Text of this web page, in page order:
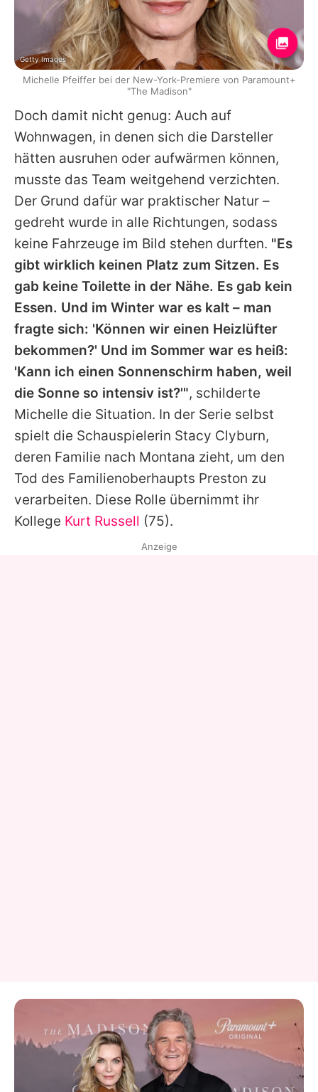
Doch damit nicht genug: Auch auf
Wohnwagen, in denen sich die Darsteller
hätten ausruhen oder aufwärmen können,
musste das Team weitgehend verzichten.
Der Grund dafür war praktischer Natur –
gedreht wurde in alle Richtungen, sodass
keine Fahrzeuge im Bild stehen durften. "Es
gibt wirklich keinen Platz zum Sitzen. Es
gab keine Toilette in der Nähe. Es gab kein
Essen. Und im Winter war es kalt – man
fragte sich: 'Können wir einen Heizlüfter
bekommen?' Und im Sommer war es heiß:
'Kann ich einen Sonnenschirm haben, weil
die Sonne so intensiv ist?'", schilderte
Michelle die Situation. In der Serie selbst
spielt die Schauspielerin Stacy Clyburn,
deren Familie nach Montana zieht, um den
Tod des Familienoberhaupts Preston zu
verarbeiten. Diese Rolle übernimmt ihr
Kollege Kurt Russell (75).
Getty Images
Michelle Pfeiffer bei der New-York-Premiere von Paramount+
"The Madison"
Anzeige